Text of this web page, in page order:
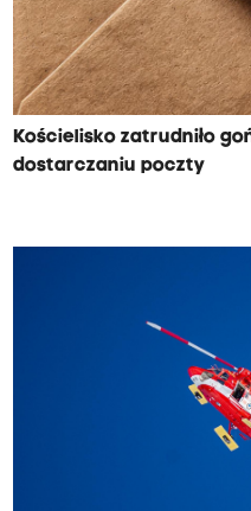
Kościelisko zatrudniło
dostarczaniu poczty